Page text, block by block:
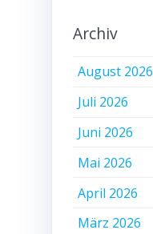
Archiv
August 2026
Juli 2026
Juni 2026
Mai 2026
April 2026
März 2026